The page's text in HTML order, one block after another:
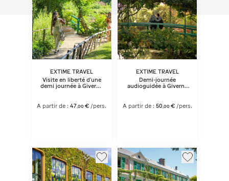
EXTIME TRAVEL
Visite en liberté d’une
demi journée à Giverny
A partir de :47 ,00 € /pers.
EXTIME TRAVEL
Demi-journée
audioguidée à Giverny
A partir de : 50 00 €/pers.